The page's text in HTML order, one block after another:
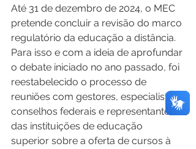
Até 31 de dezembro de 2024, o MEC
pretende concluir a revisão do marco
regulatório da educação a distância.
Para isso e com a ideia de aprofundar
o debate iniciado no ano passado, foi
reestabelecido o processo de
reuniões com gestores, especialistas,
conselhos federais e representantes
das instituições de educação
superior sobre a oferta de cursos à